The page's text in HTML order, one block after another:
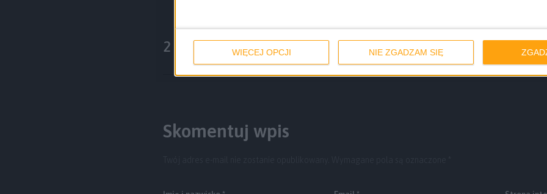
WIĘCEJ OPCJI NIE ZGADZAM SIĘ
2 komentarze
Skomentuj wpis